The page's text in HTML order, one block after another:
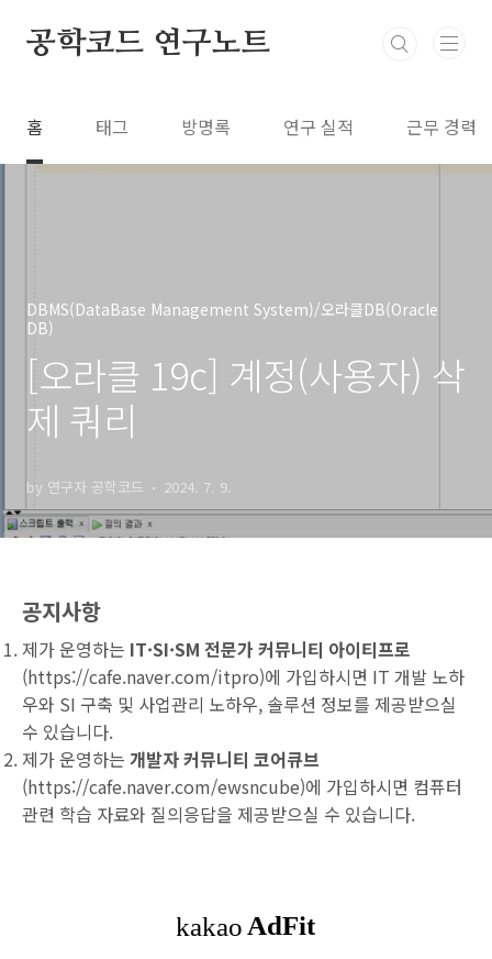
공학코드 연구노트
홈 태그 방명록 연구 실적 근무 경력
DBMS(DataBase Management System)/오라클DB(Oracle
DB)
[오라클 19c] 계정(사용자) 삭
제 쿼리
by 연구자 공학코드 2024. 7. 9.
공지사항
제가 운영하는 IT·SI·SM 전문가 커뮤니티 아이티프로
(https://cafe.naver.com/itpro)에 가입하시면 IT 개발 노하
우와 SI 구축 및 사업관리 노하우, 솔루션 정보를 제공받으실
수 있습니다.
제가 운영하는 개발자 커뮤니티 코어큐브
(https://cafe.naver.com/ewsncube)에 가입하시면 컴퓨터
관련 학습 자료와 질의응답을 제공받으실 수 있습니다.